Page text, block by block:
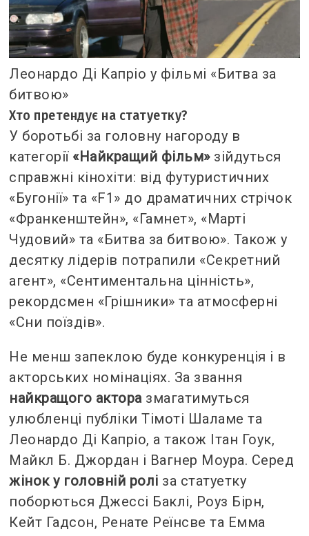
Леонардо Ді Капріо у фільмі «Битва за
битвою»
Хто претендує на статуетку?
У боротьбі за головну нагороду в
категорії «Найкращий фільм»зійдуться
справжні кінохіти: від футуристичних
«Бугонії» та «F1» до драматичних стрічок
«Франкенштейн», «Гамнет», «Марті
Чудовий» та «Битва за битвою». Також у
десятку лідерів потрапили «Секретний
агент», «Сентиментальна цінність»,
рекордсмен «Грішники» та атмосферні
«Сни поїздів».
Не менш запеклою буде конкуренція і в
акторських номінаціях. За звання
найкращого актора змагатимуться
улюбленці публіки Тімоті Шаламе та
Леонардо Ді Капріо, а також Ітан Гоук,
Майкл Б. Джордан і Вагнер Моура. Серед
жінок у головній ролі за статуетку
поборються Джессі Баклі, Роуз Бірн,
Кейт Гадсон, Ренате Реїнсве та Емма